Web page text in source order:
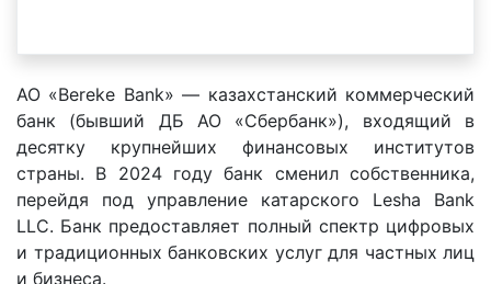
АО «Bereke Bank» — казахстанский коммерческий
банк (бывший ДБ АО «Сбербанк»), входящий в
десятку крупнейших финансовых институтов
страны. В 2024 году банк сменил собственника,
перейдя под управление катарского Lesha Bank
LLC. Банк предоставляет полный спектр цифровых
и традиционных банковских услуг для частных лиц
и бизнеса.